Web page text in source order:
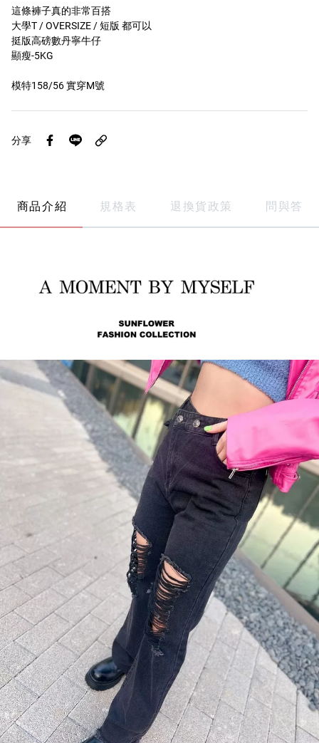
這條褲子真的非常百搭
大學T / OVERSIZE / 短版 都可以
挺版高磅數丹寧牛仔
顯瘦-5KG
模特158/56 實穿M號
分享
商品介紹 規格表 退換貨政策 問與答